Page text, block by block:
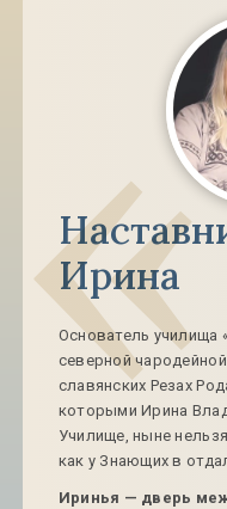
Ирина
Основатель училища
северной
славянских Резах
которыми Ирина
Училище, ныне
как у Знающих в
Иринья — дверь